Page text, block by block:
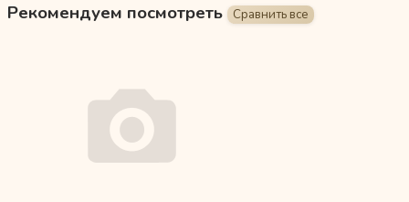
Рекомендуем посмотреть